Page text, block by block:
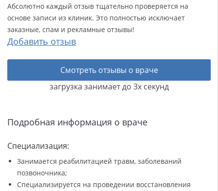
Абсолютно каждый отзыв тщательно проверяется на
основе записи из клиник. Это полностью исключает
заказные, спам и рекламные отзывы!
Добавить отзыв
Смотреть отзывы о враче
загрузка занимает до 3х секунд
Подробная информация о враче
Специализация:
Занимается реабилитацией травм, заболеваний
позвоночника;
Специализируется на проведении восстановления